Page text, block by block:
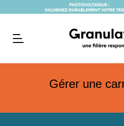
Gérer une